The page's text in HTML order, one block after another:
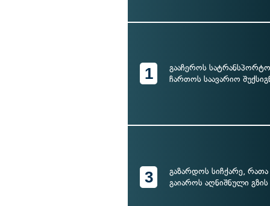
1
გააჩეროს
ჩართოს საავარიო
3
გაზარდოს სიჩქარე,
გაიაროს აღნიშნული